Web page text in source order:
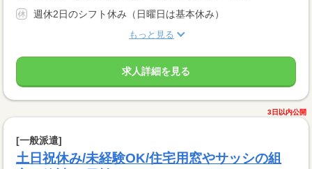
週休2日のシフト休み（日曜日は基本休み）
もっと見る
求人詳細を見る
3日以内公開
[一般派遣]
土日祝休み/未経験OK/住宅用窓やサッシの組